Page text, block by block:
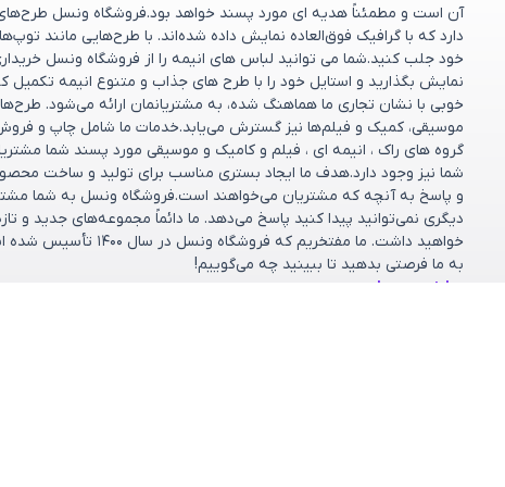
آن است و مطمئناً هدیه ای مورد پسند خواهد بود.فروشگاه ونسل
دارد که با گرافیک فوق‌العاده نمایش داده شده‌اند. با طرح‌هایی مانند
خود جلب کنید.شما می توانید لباس های انیمه را از فروشگاه ونسل
نمایش بگذارید و استایل خود را با طرح های جذاب و متنوع انیمه
خوبی با نشان تجاری ما هماهنگ شده، به مشتریانمان ارائه می‌شود.
موسیقی، کمیک و فیلم‌ها نیز گسترش می‌یابد.خدمات ما شامل چاپ و
گروه های راک ، انیمه ای ، فیلم و کامیک و موسیقی مورد پسند شما
شما نیز وجود دارد.هدف ما ایجاد بستری مناسب برای تولید و ساخت
و پاسخ به آنچه که مشتریان می‌خواهند است.فروشگاه ونسل به شما
دیگری نمی‌توانید پیدا کنید پاسخ می‌دهد. ما دائماً مجموعه‌های جدید و
خواهید داشت. ما
به ما فرصتی بدهید تا ببینید چه می‌گوییم!
مشاهده بیشتر